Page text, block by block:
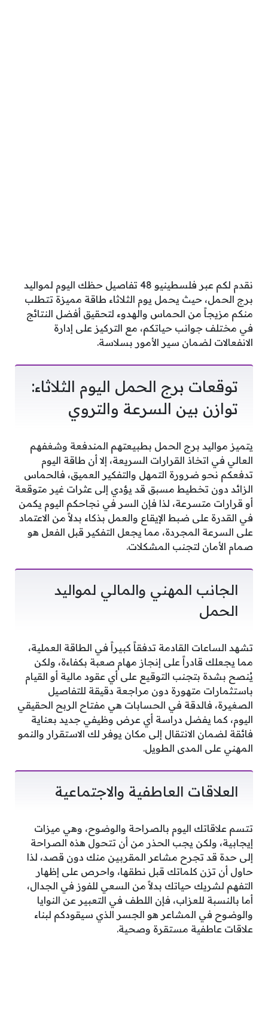
نقدم لكم عبر فلسطينيو 48 تفاصيل حظك اليوم لمواليد
برج الحمل، حيث يحمل يوم الثلاثاء طاقة مميزة تتطلب
منكم مزيجاً من الحماس والهدوء لتحقيق أفضل النتائج
في مختلف جوانب حياتكم، مع التركيز على إدارة
الانفعالات لضمان سير الأمور بسلاسة.
توقعات برج الحمل اليوم الثلاثاء:
توازن بين السرعة والتروي
يتميز مواليد برج الحمل بطبيعتهم المندفعة وشغفهم
العالي في اتخاذ القرارات السريعة، إلا أن طاقة اليوم
تدفعكم نحو ضرورة التمهل والتفكير العميق، فالحماس
الزائد دون تخطيط مسبق قد يؤدي إلى عثرات غير متوقعة
أو قرارات متسرعة، لذا فإن السر في نجاحكم اليوم يكمن
في القدرة على ضبط الإيقاع والعمل بذكاء بدلاً من الاعتماد
على السرعة المجردة، مما يجعل التفكير قبل الفعل هو
صمام الأمان لتجنب المشكلات.
الجانب المهني والمالي لمواليد
الحمل
تشهد الساعات القادمة تدفقاً كبيراً في الطاقة العملية،
مما يجعلك قادراً على إنجاز مهام صعبة بكفاءة، ولكن
يُنصح بشدة بتجنب التوقيع على أي عقود مالية أو القيام
باستثمارات متهورة دون مراجعة دقيقة للتفاصيل
الصغيرة، فالدقة في الحسابات هي مفتاح الربح الحقيقي
اليوم، كما يفضل دراسة أي عرض وظيفي جديد بعناية
فائقة لضمان الانتقال إلى مكان يوفر لك الاستقرار والنمو
المهني على المدى الطويل.
العلاقات العاطفية والاجتماعية
تتسم علاقاتك اليوم بالصراحة والوضوح، وهي ميزات
إيجابية، ولكن يجب الحذر من أن تتحول هذه الصراحة
إلى حدة قد تجرح مشاعر المقربين منك دون قصد، لذا
حاول أن تزن كلماتك قبل نطقها، واحرص على إظهار
التفهم لشريك حياتك بدلاً من السعي للفوز في الجدال،
أما بالنسبة للعزاب، فإن اللطف في التعبير عن النوايا
والوضوح في المشاعر هو الجسر الذي سيقودكم لبناء
علاقات عاطفية مستقرة وصحية.